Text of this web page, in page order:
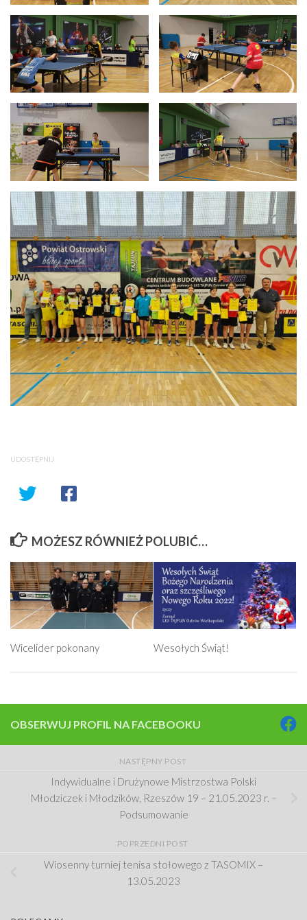
UDOSTĘPNIJ
MOŻESZ RÓWNIEŻ POLUBIĆ…
Wicelider pokonany Wesołych Świąt!
OBSERWUJ PROFIL NA FACEBOOKU
NASTĘPNY POST
Indywidualne i Drużynowe Mistrzostwa Polski
Młodziczek i Młodzików, Rzeszów 19 – 21.05.2023 r. –
Podsumowanie
POPRZEDNI POST
Wiosenny turniej tenisa stołowego z TASOMIX –
13.05.2023